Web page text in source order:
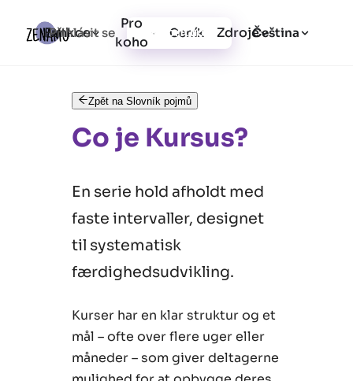
Funkce
Pro
koho
Ceník Zdroje
Přihlásit se Vytvořit účet Čeština
Zpět na Slovník pojmů
Co je Kursus?
En serie hold afholdt med
faste intervaller, designet
til systematisk
færdighedsudvikling.
Kurser har en klar struktur og et
mål – ofte over flere uger eller
måneder – som giver deltagerne